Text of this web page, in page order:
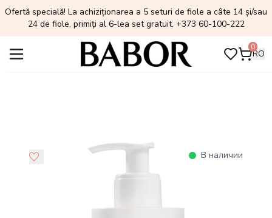
Ofertă specială! La achiziționarea a 5 seturi de fiole a câte 14 și/sau
24 de fiole, primiți al 6-lea set gratuit. +373 60-100-222
0
RO
В наличии